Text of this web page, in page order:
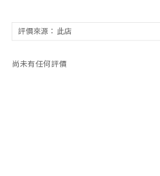
尚未有任何評價